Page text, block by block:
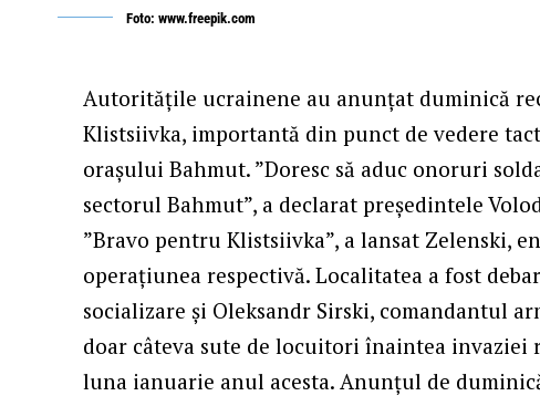
Foto: www.freepik.com
Autoritățile ucrainene au anunțat duminică
Klistsiivka, importantă din punct de vedere
orașului Bahmut. ”Doresc să aduc onoruri
sectorul Bahmut”, a declarat președintele
”Bravo pentru Klistsiivka”, a lansat Zelenski,
operațiunea respectivă. Localitatea a fost
socializare și Oleksandr Sirski, comandantul
doar câteva sute de locuitori înaintea invaziei
luna ianuarie anul acesta. Anunțul de